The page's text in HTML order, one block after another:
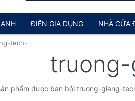
ĐIỆN GIA DỤNG NHÀ CỬA
tech-
phẩm được bán bởi truong-giang-